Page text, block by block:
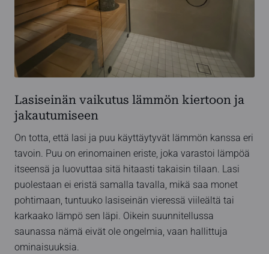
Lasiseinän vaikutus lämmön kiertoon ja
jakautumiseen
On totta, että lasi ja puu käyttäytyvät lämmön kanssa eri
tavoin. Puu on erinomainen eriste, joka varastoi lämpöä
itseensä ja luovuttaa sitä hitaasti takaisin tilaan. Lasi
puolestaan ei eristä samalla tavalla, mikä saa monet
pohtimaan, tuntuuko lasiseinän vieressä viileältä tai
karkaako lämpö sen läpi. Oikein suunnitellussa
saunassa nämä eivät ole ongelmia, vaan hallittuja
ominaisuuksia.